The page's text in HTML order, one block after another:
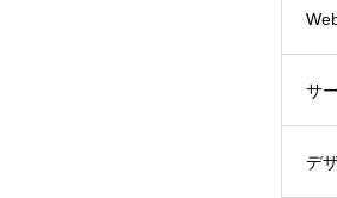
サ
デ